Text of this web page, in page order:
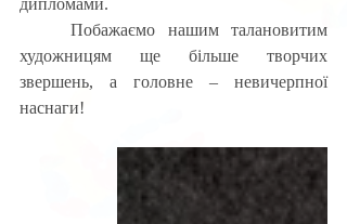
дипломами.
	Побажаємо нашим талановитим
художницям ще більше творчих
звершень, а головне – невичерпної
наснаги!